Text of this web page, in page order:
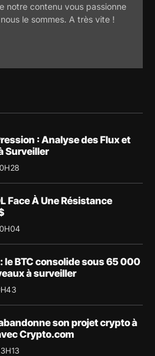
notre contenu vous passionne
le sommes. A très vite !
: Analyse des Flux et
Surveiller
Face À Une Résistance
le BTC consolide sous 65 000
à surveiller
son projet crypto à
Crypto.com